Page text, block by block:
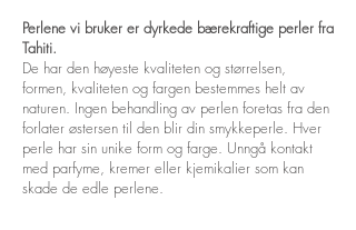
Perlene vi bruker er dyrkede bærekraftige perler fra
Tahiti.
De har den høyeste kvaliteten og størrelsen,
formen, kvaliteten og fargen bestemmes helt av
naturen. Ingen behandling av perlen foretas fra den
forlater østersen til den blir din smykkeperle. Hver
perle har sin unike form og farge. Unngå kontakt
med parfyme, kremer eller kjemikalier som kan
skade de edle perlene.